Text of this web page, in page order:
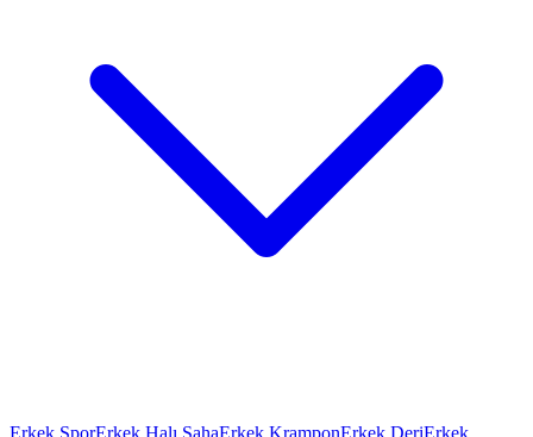
Erkek SporErkek Halı SahaErkek KramponErkek DeriErkek